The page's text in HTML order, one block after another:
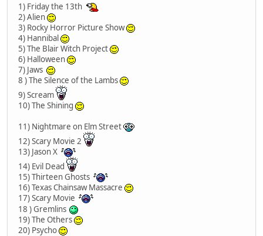
1) Friday the 13th
2) Alien
3) Rocky Horror Picture Show
4) Hannibal
5) The Blair Witch Project
6) Halloween
7) Jaws
8 ) The Silence of the Lambs
9) Scream
10) The Shining
11) Nightmare on Elm Street
12) Scary Movie 2
13) Jason X
14) Evil Dead
15) Thirteen Ghosts
16) Texas Chainsaw Massacre
17) Scary Movie
18 ) Gremlins
19) The Others
20) Psycho